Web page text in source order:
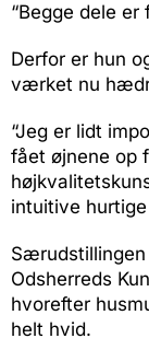
“Begge dele
Derfor er hun
værket nu
“Jeg er lidt
fået øjnene op
intuitive
Særudstillingen
Odsherreds
hvorefter
helt hvid.